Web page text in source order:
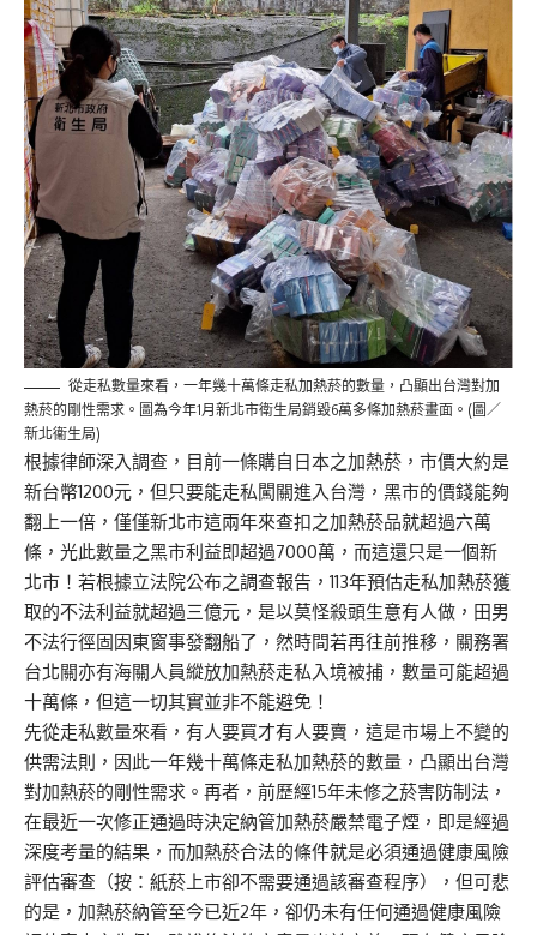
從走私數量來看，一年幾十萬條走私加熱菸的數量，凸顯出台灣對加
熱菸的剛性需求。圖為今年1月新北市衛生局銷毀6萬多條加熱菸畫面。(圖／
新北衞生局)
根據律師深入調查，目前一條購自日本之加熱菸，市價大約是
新台幣1200元，但只要能走私闖關進入台灣，黑市的價錢能夠
翻上一倍，僅僅新北市這兩年來查扣之加熱菸品就超過六萬
條，光此數量之黑市利益即超過7000萬，而這還只是一個新
北市！若根據立法院公布之調查報告，113年預估走私加熱菸獲
取的不法利益就超過三億元，是以莫怪殺頭生意有人做，田男
不法行徑固因東窗事發翻船了，然時間若再往前推移，關務署
台北關亦有海關人員縱放加熱菸走私入境被捕，數量可能超過
十萬條，但這一切其實並非不能避免！
先從走私數量來看，有人要買才有人要賣，這是市場上不變的
供需法則，因此一年幾十萬條走私加熱菸的數量，凸顯出台灣
對加熱菸的剛性需求。再者，前歷經15年未修之菸害防制法，
在最近一次修正通過時決定納管加熱菸嚴禁電子煙，即是經過
深度考量的結果，而加熱菸合法的條件就是必須通過健康風險
評估審查（按：紙菸上市卻不需要通過該審查程序），但可悲
的是，加熱菸納管至今已近2年，卻仍未有任何通過健康風險